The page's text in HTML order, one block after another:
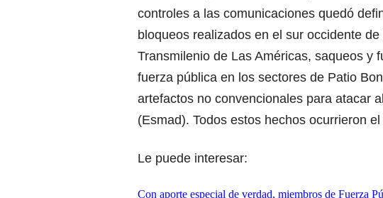
controles a las comunicaciones quedó
bloqueos realizados en el sur occidente
Transmilenio de Las Américas, saqueos y
fuerza pública en los sectores de Patio
artefactos no convencionales para atacar
(Esmad). Todos estos hechos ocurrieron
Le puede interesar:
Con aporte especial de verdad, miembros de Fuerza